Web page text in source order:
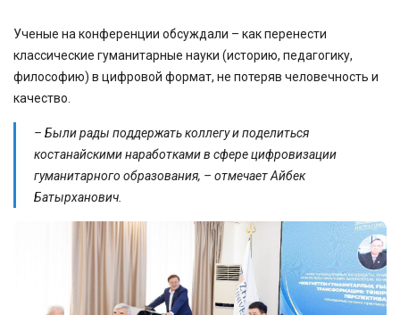
Ученые на конференции обсуждали – как перенести
классические гуманитарные науки (историю, педагогику,
философию) в цифровой формат, не потеряв человечность и
качество.
– Были рады поддержать коллегу и поделиться
костанайскими наработками в сфере цифровизации
гуманитарного образования, – отмечает Айбек
Батырханович.